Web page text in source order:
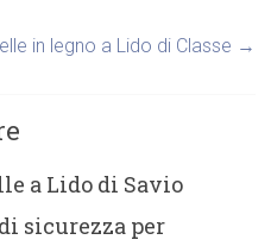
in legno a Lido di Classe →
a Lido di Savio
sicurezza per